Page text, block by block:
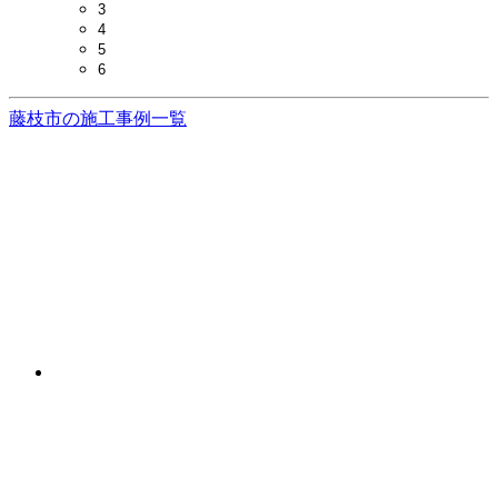
3
4
5
6
藤枝市の施工事例一覧